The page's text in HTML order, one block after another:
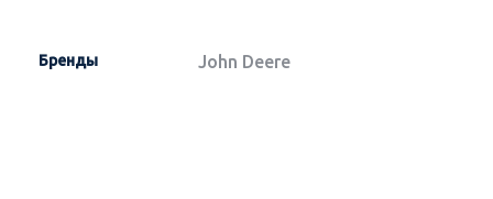
Бренды John Deere